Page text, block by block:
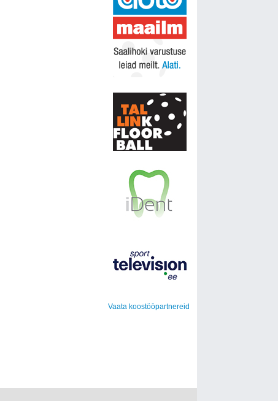
Vaata koostööpartnereid